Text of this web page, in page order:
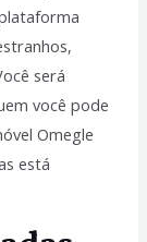
será
você pode
Omegle
está